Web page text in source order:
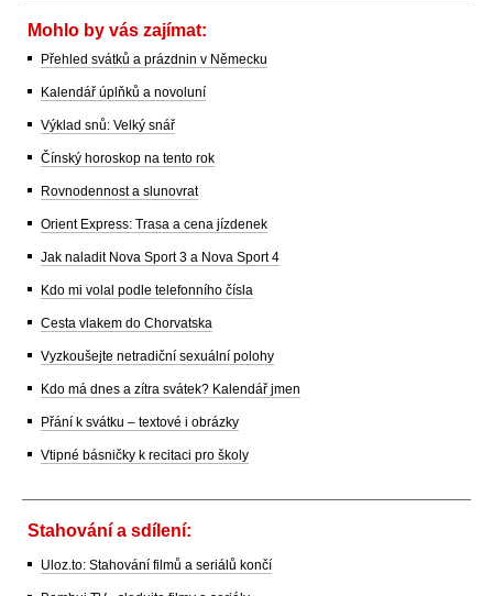
Mohlo by vás zajímat:
Přehled svátků a prázdnin v Německu
Kalendář úplňků a novoluní
Výklad snů: Velký snář
Čínský horoskop na tento rok
Rovnodennost a slunovrat
Orient Express: Trasa a cena jízdenek
Jak naladit Nova Sport 3 a Nova Sport 4
Kdo mi volal podle telefonního čísla
Cesta vlakem do Chorvatska
Vyzkoušejte netradiční sexuální polohy
Kdo má dnes a zítra svátek? Kalendář jmen
Přání k svátku – textové i obrázky
Vtipné básničky k recitaci pro školy
Stahování a sdílení:
Uloz.to: Stahování filmů a seriálů končí